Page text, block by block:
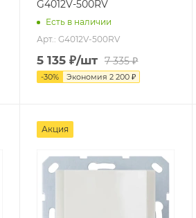
G4012V-500RV
Есть в наличии
Арт.: G4012V-500RV
5 135 ₽/шт 7 335₽
-30% Экономия2 200 ₽
Акция